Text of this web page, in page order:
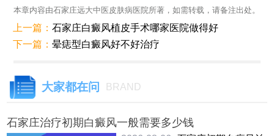
本章内容由石家庄远大中医皮肤病医院所著，如需转载，请备注出处。
上一篇：石家庄白癜风植皮手术哪家医院做得好
下一篇：晕痣型白癜风好不好治疗
大家都在问 BRAND
石家庄治疗初期白癜风一般需要多少钱